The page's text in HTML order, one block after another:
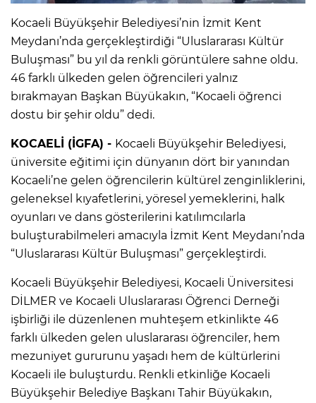
Kocaeli Büyükşehir Belediyesi’nin İzmit Kent
Meydanı’nda gerçekleştirdiği “Uluslararası Kültür
Buluşması” bu yıl da renkli görüntülere sahne oldu.
46 farklı ülkeden gelen öğrencileri yalnız
bırakmayan Başkan Büyükakın, “Kocaeli öğrenci
dostu bir şehir oldu” dedi.
KOCAELİ (İGFA) - Kocaeli Büyükşehir Belediyesi,
üniversite eğitimi için dünyanın dört bir yanından
Kocaeli’ne gelen öğrencilerin kültürel zenginliklerini,
geleneksel kıyafetlerini, yöresel yemeklerini, halk
oyunları ve dans gösterilerini katılımcılarla
buluşturabilmeleri amacıyla İzmit Kent Meydanı’nda
“Uluslararası Kültür Buluşması” gerçekleştirdi.
Kocaeli Büyükşehir Belediyesi, Kocaeli Üniversitesi
DİLMER ve Kocaeli Uluslararası Öğrenci Derneği
işbirliği ile düzenlenen muhteşem etkinlikte 46
farklı ülkeden gelen uluslararası öğrenciler, hem
mezuniyet gururunu yaşadı hem de kültürlerini
Kocaeli ile buluşturdu. Renkli etkinliğe Kocaeli
Büyükşehir Belediye Başkanı Tahir Büyükakın,